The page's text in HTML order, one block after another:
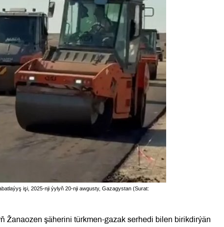
işi, 2025-nji ýylyň 20-nji awgusty, Gazagystan (Surat:
Žanaozen şäherini türkmen-gazak serhedi bilen birikdirýän